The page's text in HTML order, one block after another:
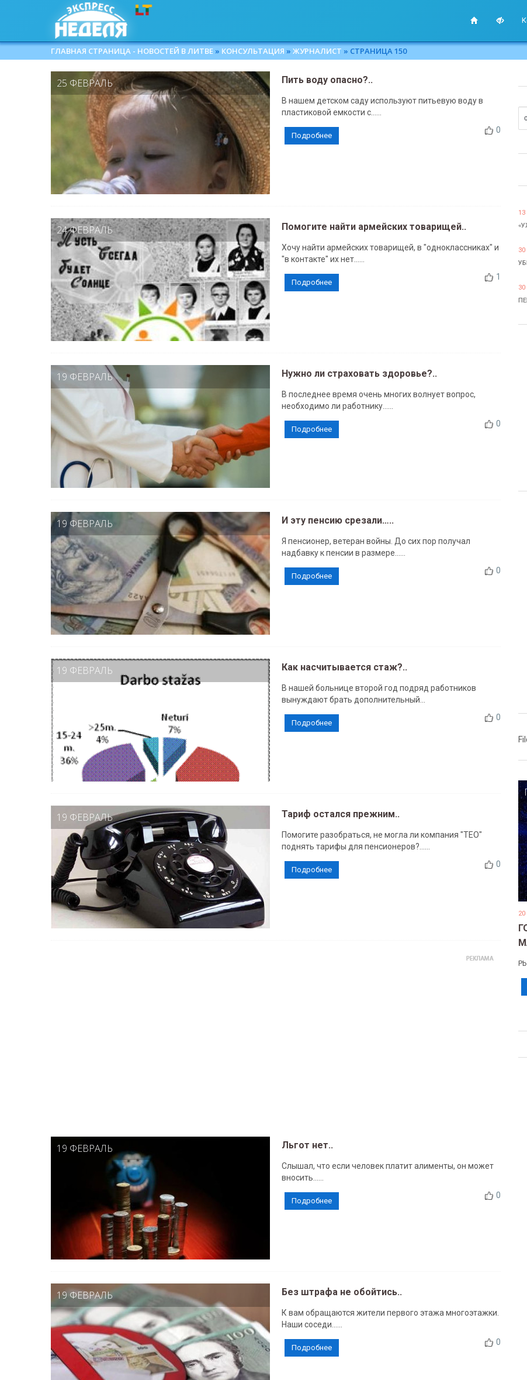
ГЛАВНАЯ СТРАНИЦА - НОВОСТЕЙ В ЛИТВЕ » КОНСУЛЬТАЦИЯ » ЖУРНАЛИСТ » СТРАНИЦА 150
25 ФЕВРАЛЬ Пить воду опасно?..
В нашем детском саду используют питьевую воду в
пластиковой емкости с......
0
Подробнее
24 ФЕВРАЛЬ Помогите найти армейских товарищей..
Хочу найти армейских товарищей, в "одноклассниках" и
"в контакте" их нет......
1
Подробнее
19 ФЕВРАЛЬ Нужно ли страховать здоровье?..
В последнее время очень многих волнует вопрос,
необходимо ли работнику......
0
Подробнее
19 ФЕВРАЛЬ И эту пенсию срезали…..
Я пенсионер, ветеран войны. До сих пор получал
надбавку к пенсии в размере......
0
Подробнее
19 ФЕВРАЛЬ Как насчитывается стаж?..
В нашей больнице второй год подряд работников
вынуждают брать дополнительный...
0
Подробнее
19 ФЕВРАЛЬ Тариф остался прежним..
Помогите разобраться, не могла ли компания "ТЕО"
поднять тарифы для пенсионеров?......
0
Подробнее
19 ФЕВРАЛЬ Льгот нет..
Слышал, что если человек платит алименты, он может
вносить......
0
Подробнее
19 ФЕВРАЛЬ Без штрафа не обойтись..
К вам обращаются жители первого этажа многоэтажки.
Наши соседи......
0
Подробнее